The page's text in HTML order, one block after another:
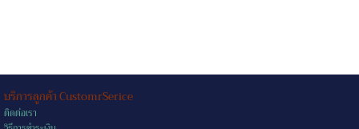
บริการลูกค้า CustomrSerice
ติดต่อเรา